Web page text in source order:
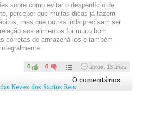
sobre como evitar o desperdício de
perceber que muitas dicas já fazem
mas que outras inda precisam ser
aos alimentos foi muito bom
corretas de armazená-los e também
0 0 aprox. 13 anos
0 comentários
Neves dos Santos Reis